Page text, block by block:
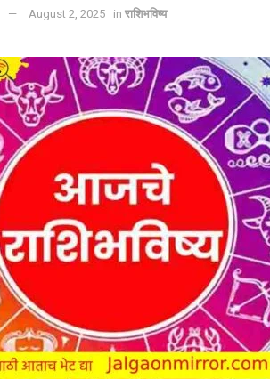
August 2, 2025 in राशिभविष्य